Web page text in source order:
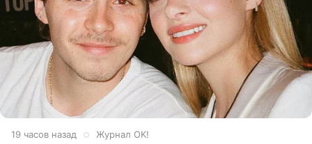
19 часов назад Журнал OK!